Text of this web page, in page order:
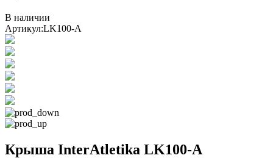
В наличии
Артикул:LK100-A
Крыша InterAtletika LK100-A